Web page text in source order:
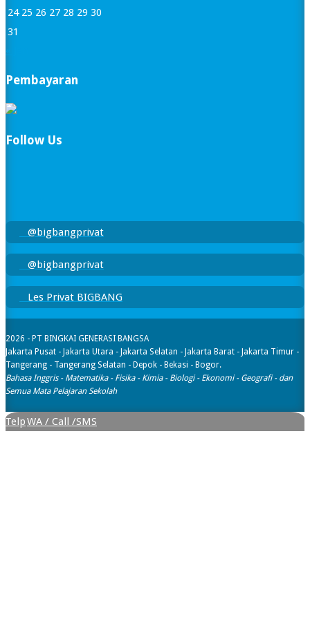
24 25 26 27 28 29 30
31
« Jan
Pembayaran
Follow Us
@bigbangprivat
@bigbangprivat
Les Privat BIGBANG
2026 - PT BINGKAI GENERASI BANGSA
Jakarta Pusat - Jakarta Utara - Jakarta Selatan - Jakarta Barat - Jakarta Timur -
Tangerang - Tangerang Selatan - Depok - Bekasi - Bogor.
Bahasa Inggris - Matematika - Fisika - Kimia - Biologi - Ekonomi - Geografi​ - dan
Semua Mata Pelajaran Sekolah
TelpWA / Call /SMS